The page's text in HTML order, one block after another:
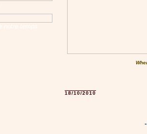
18/10/2010